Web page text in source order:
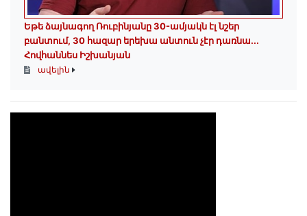
Եթե ձայնագող Ռուբինյանը 30-ամյակն էլ նշեր
բանտում, 30 հազար երեխա անտուն չէր դառնա․․․
Հովհաննես Իշխանյան
ավելին